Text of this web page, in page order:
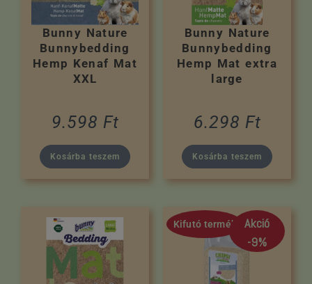
Bunny Nature
Bunnybedding
Hemp Kenaf Mat
XXL
9.598 Ft
Kosárba teszem
Bunny Nature
Bunnybedding
Hemp Mat extra
large
6.298 Ft
Kosárba teszem
Kifutó termék
Akció
-9%